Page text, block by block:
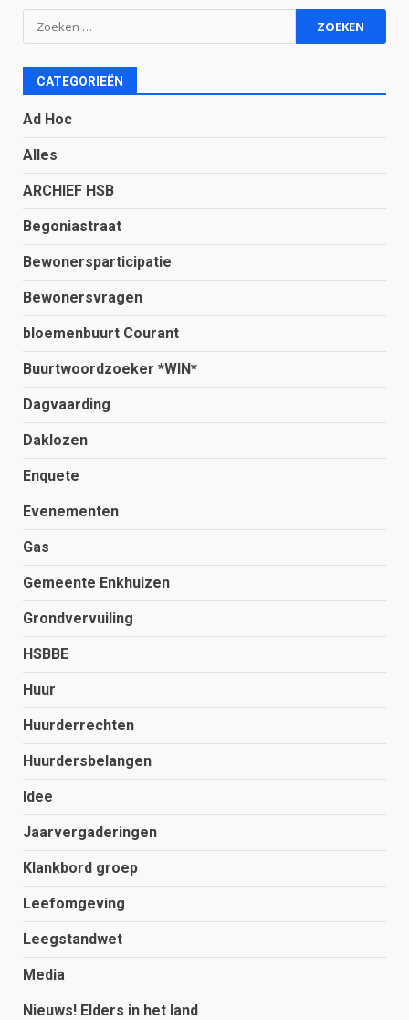
Zoeken
naar:
CATEGORIEËN
Ad Hoc
Alles
ARCHIEF HSB
Begoniastraat
Bewonersparticipatie
Bewonersvragen
bloemenbuurt Courant
Buurtwoordzoeker *WIN*
Dagvaarding
Daklozen
Enquete
Evenementen
Gas
Gemeente Enkhuizen
Grondvervuiling
HSBBE
Huur
Huurderrechten
Huurdersbelangen
Idee
Jaarvergaderingen
Klankbord groep
Leefomgeving
Leegstandwet
Media
Nieuws! Elders in het land